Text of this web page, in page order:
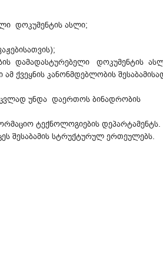
დოკუმენტის ასლი;
დამადასტურებელი დოკუმენტის
ქვეყნის კანონმდებლობის
უნდა დაერთოს ბინადრობის
ტექნოლოგიების დეპარტამენტს.
შესაბამის სტრუქტურულ ერთეულებს.